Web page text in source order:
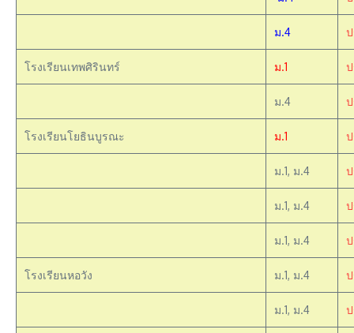
ม.4
โรงเรียนเทพศิรินทร์ ม.1
ม.4
โรงเรียนโยธินบูรณะ ม.1
ม.1, ม.4
ม.1, ม.4
ม.1, ม.4
โรงเรียนหอวัง ม.1, ม.4
ม.1, ม.4